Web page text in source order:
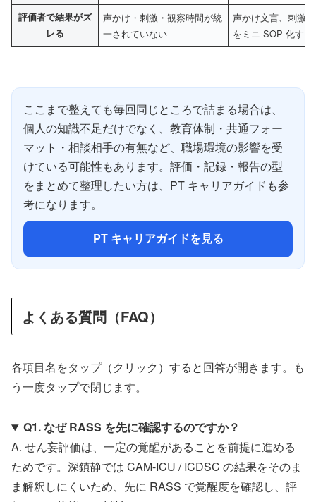
評価者で結果がズ
レる
声かけ・刺激・観察時間が統
一されていない
声かけ文言、刺激
をミニ SOP 化する
ここまで整えても毎回同じところで詰まる場合は、
個人の知識不足だけでなく、教育体制・共通フォー
マット・相談相手の有無など、職場環境の影響を受
けている可能性もあります。評価・記録・報告の型
をまとめて整理したい方は、PT キャリアガイドも参
考になります。
PT キャリアガイドを見る
よくある質問（FAQ）
各項目名をタップ（クリック）すると回答が開きます。も
う一度タップで閉じます。
Q1. なぜ RASS を先に確認するのですか？
A. せん妄評価は、一定の覚醒があることを前提に進める
ためです。深鎮静では CAM-ICU / ICDSC の結果をそのま
ま解釈しにくいため、先に RASS で覚醒度を確認し、評